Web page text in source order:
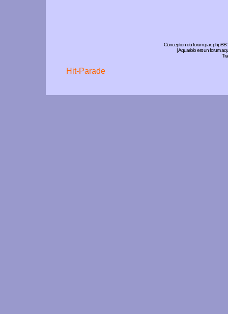
Conception du forum par:phpBB
| Aquariolo est un forum